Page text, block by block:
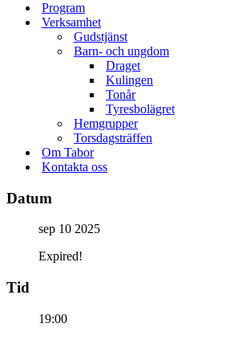
Program
Verksamhet
Gudstjänst
Barn- och ungdom
Draget
Kulingen
Tonår
Tyresbolägret
Hemgrupper
Torsdagsträffen
Om Tabor
Kontakta oss
Datum
sep 10 2025
Expired!
Tid
19:00